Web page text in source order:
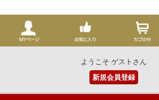
ようこそ ゲストさん
新規会員登録